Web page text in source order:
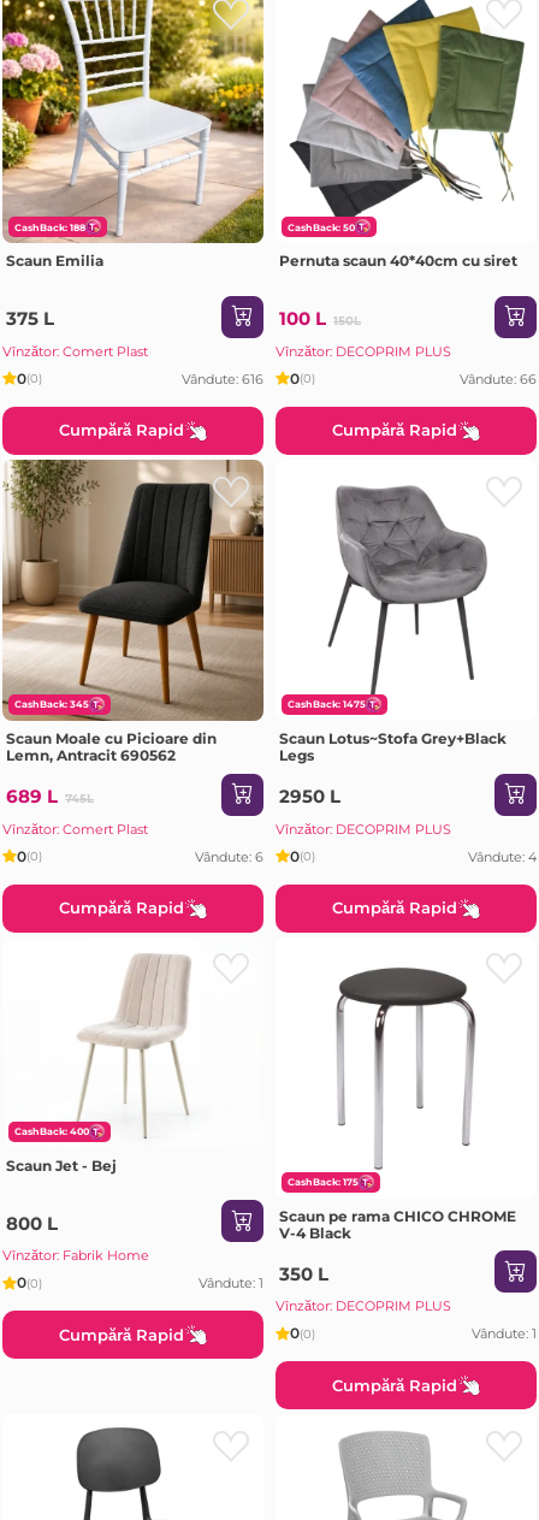
CashBack: 188
Scaun Emilia
375 L
Vînzător: Comert Plast
0(0) Vândute: 616
Cumpără Rapid
CashBack: 50
Pernuta scaun 40*40cm cu siret
100 L 150L
Vînzător: DECOPRIM PLUS
0(0) Vândute: 66
Cumpără Rapid
CashBack: 345
Scaun Moale cu Picioare din
Lemn, Antracit 690562
689 L 745L
Vînzător: Comert Plast
0(0) Vândute: 6
Cumpără Rapid
CashBack: 1475
Scaun Lotus~Stofa Grey+Black
Legs
2950 L
Vînzător: DECOPRIM PLUS
0(0) Vândute: 4
Cumpără Rapid
CashBack: 400
Scaun Jet - Bej
800 L
Vînzător: Fabrik Home
0(0) Vândute: 1
Cumpără Rapid
CashBack: 175
Scaun pe rama CHICO CHROME
V-4 Black
350 L
Vînzător: DECOPRIM PLUS
0(0) Vândute: 1
Cumpără Rapid